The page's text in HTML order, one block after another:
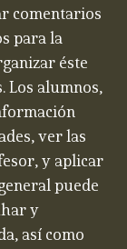
comentarios
para la
éste
Los alumnos,
ver las
y aplicar
puede
y
así como